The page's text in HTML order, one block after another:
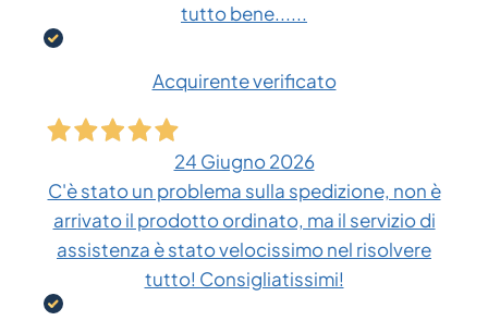
tutto bene......
Acquirente verificato
24 Giugno 2026
C'è stato un problema sulla spedizione, non è
arrivato il prodotto ordinato, ma il servizio di
assistenza è stato velocissimo nel risolvere
tutto! Consigliatissimi!